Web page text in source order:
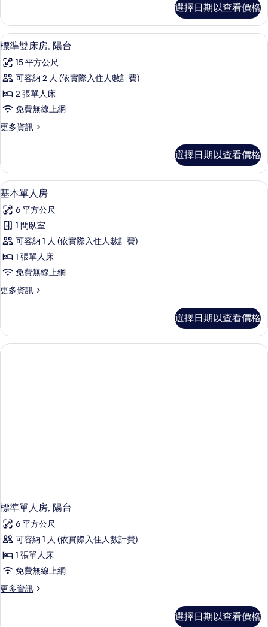
人
床,
陽
台
的
所
有
相
1
張
加
雙
人
陽
台
詳
選擇日期以查看價格
顯
示
標
準
雙
房,
台
的
所
有
相
片
標準雙床房, 陽台 | 免費無線上網、床單
1
標準雙床房, 陽台
15 平方公尺
可容納 2 人 (依實際入住人數計費)
2 張單人床
免費無線上網
更多資訊
更
雙
床
房,
台
的
詳
情
選擇日期以查看價格
顯
示
基
本
單
人
的
有
相
1
基本單人房
6 平方公尺
1 間臥室
可容納 1 人 (依實際入住人數計費)
1 張單人床
免費無線上網
更多資訊
更
單
人
房
選擇日期以查看價格
標準單人房, 陽台
6 平方公尺
可容納 1 人 (依實際入住人數計費)
1 張單人床
免費無線上網
更多資訊
更
選擇日期以查看價格